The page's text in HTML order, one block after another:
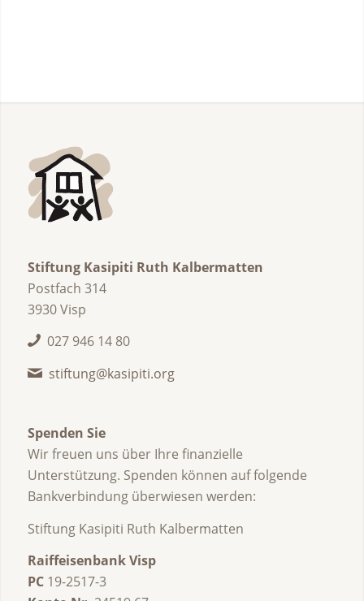
Stiftung Kasipiti Ruth Kalbermatten
Postfach 314
3930 Visp
027 946 14 80
stiftung@kasipiti.org
Spenden Sie
Wir freuen uns über Ihre finanzielle
Unterstützung. Spenden können auf folgende
Bankverbindung überwiesen werden:
Stiftung Kasipiti Ruth Kalbermatten
Raiffeisenbank Visp
PC 19-2517-3